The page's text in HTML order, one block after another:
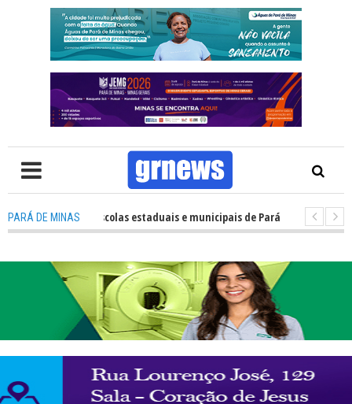
PARÁ DE MINASdas escolas estaduais e municipais de Pará de Minas no IDEB